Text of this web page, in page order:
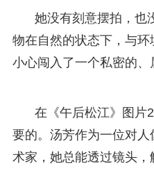
她没有刻意摆拍，也
物在自然的状态下，与
小心闯入了一个私密的、
在《午后松江》图片
要的。汤芳作为一位对
术家，她总能透过镜头